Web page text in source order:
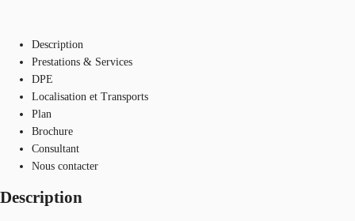
Description
Prestations & Services
DPE
Localisation et Transports
Plan
Brochure
Consultant
Nous contacter
Description